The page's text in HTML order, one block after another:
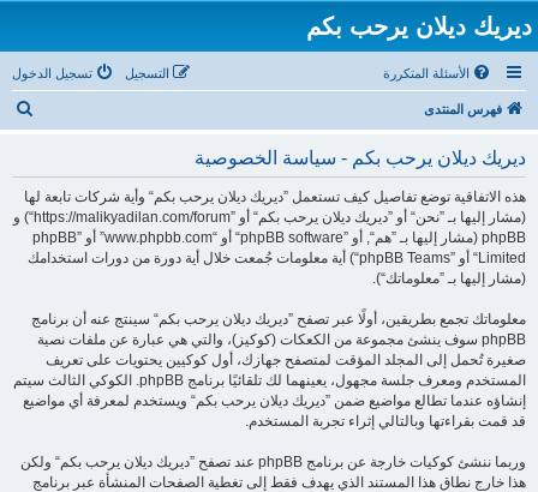
ديريك ديلان يرحب بكم
الأسئلة المتكررة تسجيل الدخول التسجيل
فهرس المنتدى
ديريك ديلان يرحب بكم - سياسة الخصوصية
هذه الاتفاقية توضع تفاصيل كيف تستعمل ”ديريك ديلان يرحب بكم“ وأية شركات تابعة لها
(مشار إليها بـ ”نحن“ أو ”ديريك ديلان يرحب بكم“ أو ”https://malikyadilan.com/forum“) و
phpBB (مشار إليها بـ ”هم“, أو ”phpBB software“ أو “www.phpbb.com” أو ”phpBB
Limited“ أو ”phpBB Teams“) أية معلومات جُمعت خلال أية دورة من دورات استخدامك
(مشار إليها بـ ”معلوماتك“).
معلوماتك تجمع بطريقين، أولًا عبر تصفح ”ديريك ديلان يرحب بكم“ سينتج عنه أن برنامج
phpBB سوف ينشئ مجموعة من الكعكات (كوكيز)، والتي هي عبارة عن ملفات نصية
صغيرة تُحمل إلى المجلد المؤقت لمتصفح جهازك، أول كوكيين يحتويات على تعريف
المستخدم ومعرف جلسة مجهول، يعينهما لك تلقائيًا برنامج phpBB. الكوكي الثالث سيتم
إنشاؤه عندما تطالع مواضيع ضمن ”ديريك ديلان يرحب بكم“ ويستخدم لمعرفة أي مواضيع
قد قمت بقراءتها وبالتالي إثراء تجربة المستخدم.
وربما ننشئ كوكيات خارجة عن برنامج phpBB عند تصفح ”ديريك ديلان يرحب بكم“ ولكن
هذا خارج نطاق هذا المستند الذي يهدف فقط إلى تغطية الصفحات المنشأة عبر برنامج